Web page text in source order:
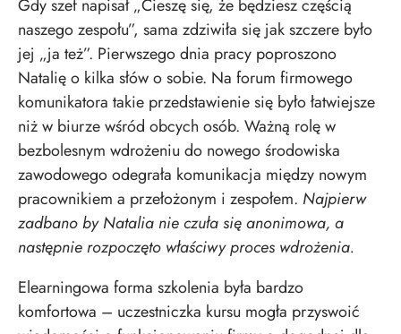
Gdy szef napisał „Cieszę się, że będziesz częścią
naszego zespołu”, sama zdziwiła się jak szczere było
jej „ja też”. Pierwszego dnia pracy poproszono
Natalię o kilka słów o sobie. Na forum firmowego
komunikatora takie przedstawienie się było łatwiejsze
niż w biurze wśród obcych osób. Ważną rolę w
bezbolesnym wdrożeniu do nowego środowiska
zawodowego odegrała komunikacja między nowym
pracownikiem a przełożonym i zespołem. Najpierw
zadbano by Natalia nie czuła się anonimowa, a
następnie rozpoczęto właściwy proces wdrożenia.
Elearningowa forma szkolenia była bardzo
komfortowa – uczestniczka kursu mogła przyswoić